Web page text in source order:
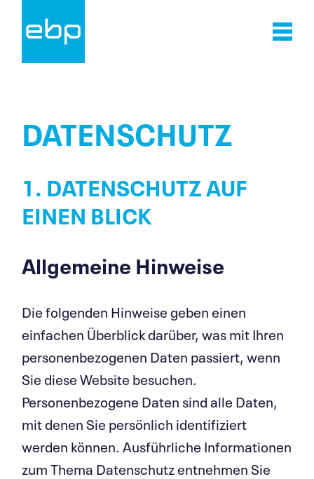
Kontakt
DATEN­SCHUTZ
1. DATEN­SCHUTZ AUF
EINEN BLICK
Allgemeine Hinweise
Die folgenden Hinweise geben einen
einfachen Überblick darüber, was mit Ihren
personenbezogenen Daten passiert, wenn
Sie diese Website besuchen.
Personenbezogene Daten sind alle Daten,
mit denen Sie persönlich identifiziert
werden können. Ausführliche Informationen
zum Thema Datenschutz entnehmen Sie